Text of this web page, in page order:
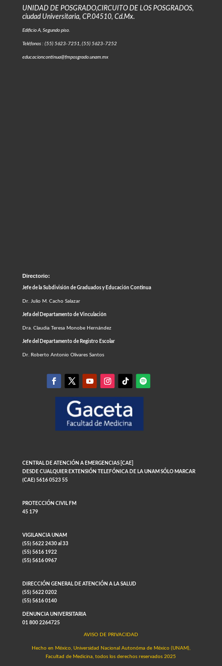
UNIDAD DE POSGRADO,CIRCUITO DE LOS POSGRADOS,
ciudad Universitaria, CP.04510, Cd.Mx.
Edificio A, Segundo piso.
Teléfonos : (55) 5623-7251, (55) 5623-7252
educacioncontinua@fmposgrado.unam.mx
Directorio:
Jefe de la Subdivisión de Graduados y Educación Continua
Dr. Julio M. Cacho Salazar
Jefa del Departamento de Vinculación
Dra. Claudia Teresa Monobe Hernández
Jefe del Departamento de Registro Escolar
Dr. Roberto Antonio Olivares Santos
CENTRAL DE ATENCIÓN A EMERGENCIAS [CAE]
DESDE CUALQUIER EXTENSIÓN TELEFÓNICA DE LA UNAM SÓLO MARCAR
(CAE) 5616 0523 55
PROTECCIÓN CIVIL FM
45 179
VIGILANCIA UNAM
(55) 5622 2430 al 33
(55) 5616 1922
(55) 5616 0967
DIRECCIÓN GENERAL DE ATENCIÓN A LA SALUD
(55) 5622 0202
(55) 5616 0140
DENUNCIA UNIVERSITARIA
01 800 2264725
AVISO DE PRIVACIDAD
Hecho en México, Universidad Nacional Autonóma de México (UNAM),
Facultad de Medicina, todos los derechos reservados 2025